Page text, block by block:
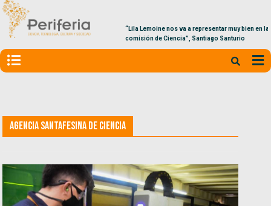
“Lila Lemoine nos va a representar muy bien en la
comisión de Ciencia”, Santiago Santurio
Agencia Santafesina de Ciencia